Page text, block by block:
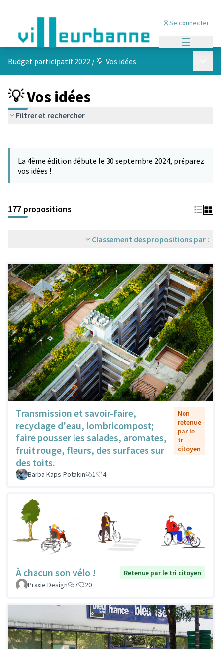
Se connecter
Budget participatif 2022 /💡 Vos idées
💡 Vos idées
Filtrer et rechercher
−
La 4ème édition débute le 30 septembre 2024, préparez
vos idées !
177 propositions
Classement des propositions par :
Transmission et savoir-faire,
recyclage d'eau, lombricompost;
faire pousser les salades, aromates,
fruit rouge, fleurs, des surfaces sur
des toits.
Non
retenue
par le
tri
citoyen
Barba Kaps-Potakin 1 4
À chacun son vélo !
Retenue par le tri citoyen
Praxie Design
7 20